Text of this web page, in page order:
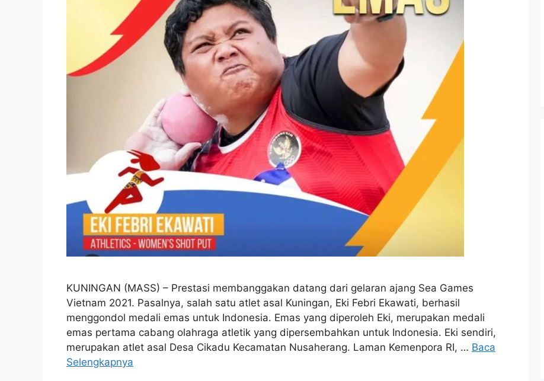
KUNINGAN (MASS) – Prestasi membanggakan datang dari gelaran ajang Sea Games
Vietnam 2021. Pasalnya, salah satu atlet asal Kuningan, Eki Febri Ekawati, berhasil
menggondol medali emas untuk Indonesia. Emas yang diperoleh Eki, merupakan medali
emas pertama cabang olahraga atletik yang dipersembahkan untuk Indonesia. Eki sendiri,
merupakan atlet asal Desa Cikadu Kecamatan Nusaherang. Laman Kemenpora RI, … Baca
Selengkapnya